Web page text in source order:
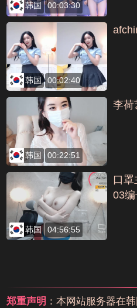
韩国 00:03:30
韩国 00:02:40
韩国 00:22:51
李荷
韩国 04:56:55
口
03
郑重声明 ：本网站服务器在